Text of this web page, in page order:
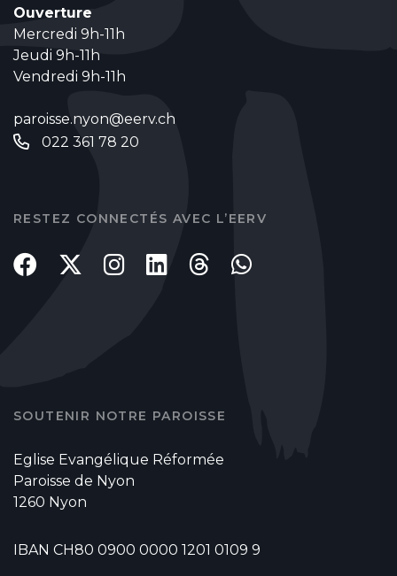
Ouverture
Mercredi 9h-11h
Jeudi 9h-11h
Vendredi 9h-11h
paroisse.nyon@eerv.ch
022 361 78 20
RESTEZ CONNECTÉS AVEC L’EERV
SOUTENIR NOTRE PAROISSE
Eglise Evangélique Réformée
Paroisse de Nyon
1260 Nyon
IBAN CH80 0900 0000 1201 0109 9